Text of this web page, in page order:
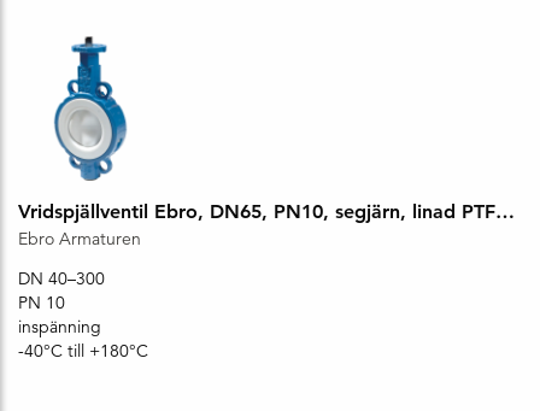
Vridspjällventil Ebro, DN65, PN10, segjärn, linad PTFE, inspänning
Ebro Armaturen
DN 40–300
PN 10
inspänning
-40°C till +180°C